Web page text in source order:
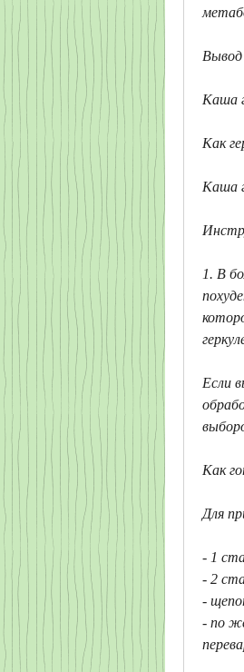
Вывод
Каша
Как
Каша
1. В
Если
Как
Для
- 1
- 2
-
- по